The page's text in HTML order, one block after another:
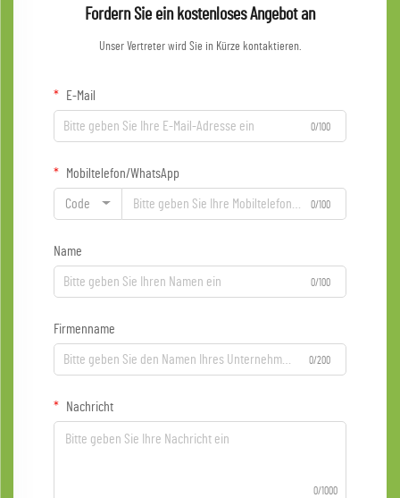
Fordern Sie ein kostenloses Angebot an
Unser Vertreter wird Sie in Kürze kontaktieren.
E-Mail
0/100
Mobiltelefon/WhatsApp
Code 0/100
Name
0/100
Firmenname
0/200
Nachricht
0/1000